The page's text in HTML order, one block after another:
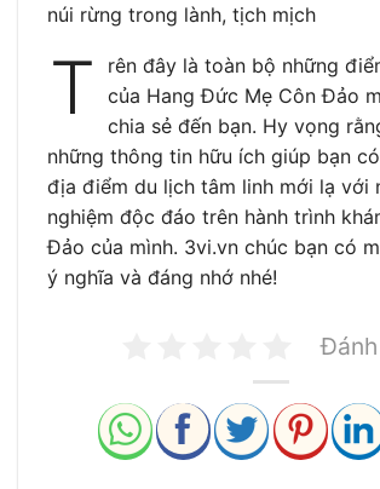
núi rừng trong lành, tịch mịch
T
rên đây là toàn bộ những
của Hang Đức Mẹ Côn Đảo
chia sẻ đến bạn. Hy vọng
những thông tin hữu ích giúp bạn
địa điểm du lịch tâm linh mới lạ với
nghiệm độc đáo trên hành trình
Đảo của mình. 3vi.vn chúc bạn có
ý nghĩa và đáng nhớ nhé!